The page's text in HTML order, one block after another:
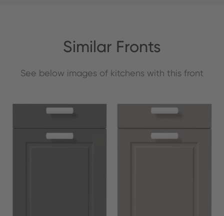
Similar Fronts
See below images of kitchens with this front